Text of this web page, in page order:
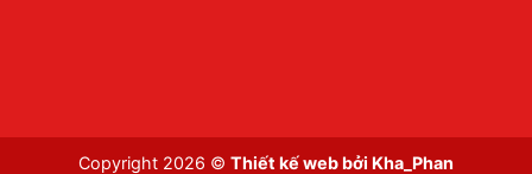
Copyright 2026 © Thiết kế web bởi Kha_Phan